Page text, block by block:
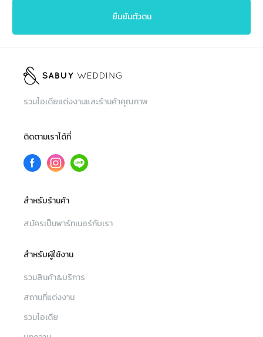
ยืนยันตัวตน
รวมไอเดียแต่งงานและร้านค้าคุณภาพ
ติดตามเราได้ที่
สำหรับร้านค้า
สมัครเป็นพาร์ทเนอร์กับเรา
สำหรับผู้ใช้งาน
รวมสินค้า&บริการ
สถานที่แต่งงาน
รวมไอเดีย